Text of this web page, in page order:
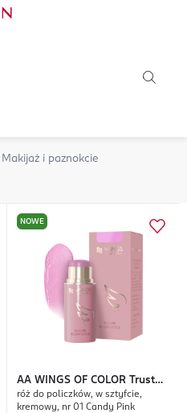
Makijaż i paznokcie
NOWE
AA WINGS OF COLOR Trust
Your Wings Allure
róż do policzków, w sztyfcie,
kremowy, nr 01 Candy Pink